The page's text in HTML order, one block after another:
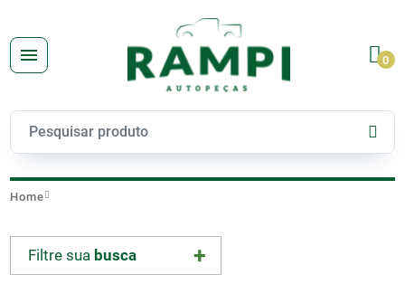
0
Home
Filtre sua busca